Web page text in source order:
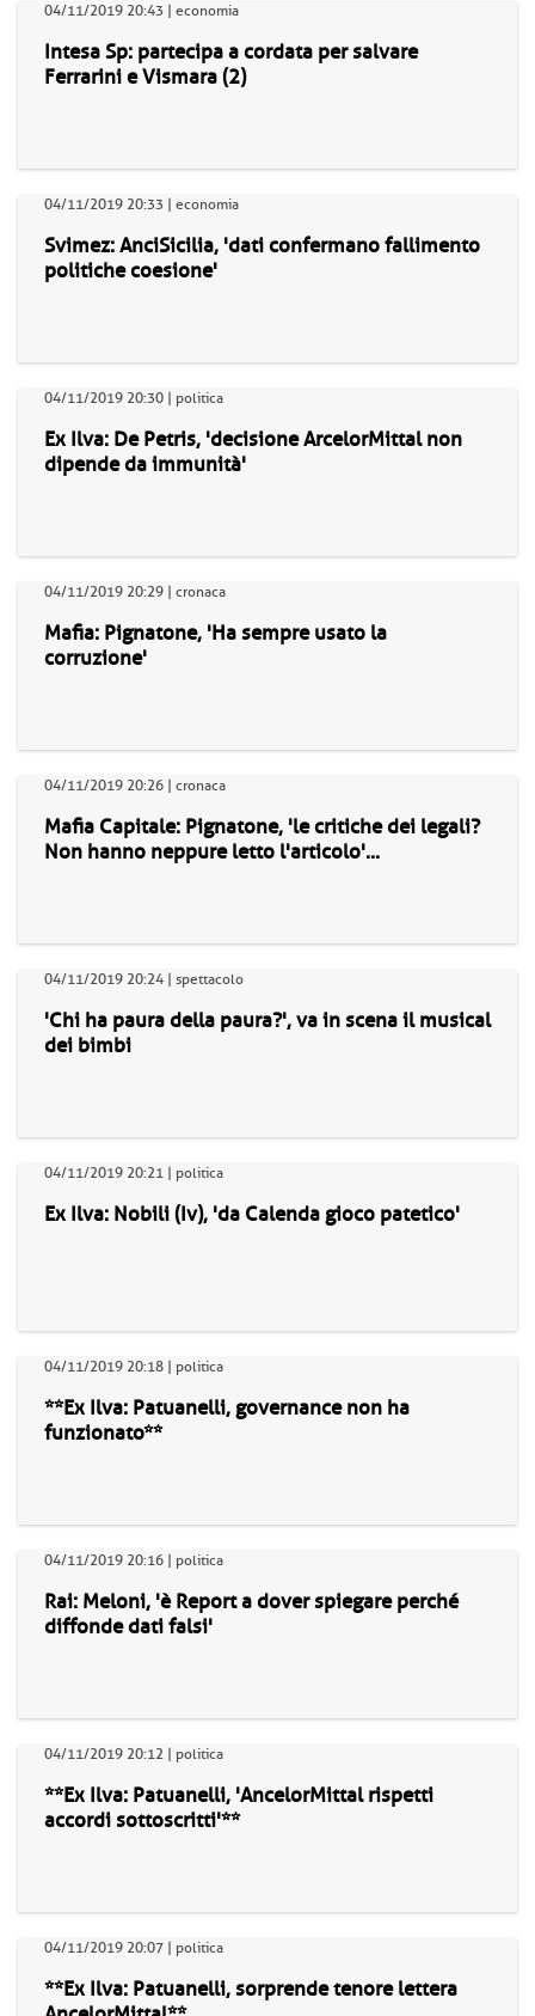
04/11/2019 20:43 | economia
Intesa Sp: partecipa a cordata per salvare
Ferrarini e Vismara (2)
04/11/2019 20:33 | economia
Svimez: AnciSicilia, 'dati confermano fallimento
politiche coesione'
04/11/2019 20:30 | politica
Ex Ilva: De Petris, 'decisione ArcelorMittal non
dipende da immunità'
04/11/2019 20:29 | cronaca
Mafia: Pignatone, 'Ha sempre usato la
corruzione'
04/11/2019 20:26 | cronaca
Mafia Capitale: Pignatone, 'le critiche dei legali?
Non hanno neppure letto l'articolo'...
04/11/2019 20:24 | spettacolo
'Chi ha paura della paura?', va in scena il musical
dei bimbi
04/11/2019 20:21 | politica
Ex Ilva: Nobili (Iv), 'da Calenda gioco patetico'
04/11/2019 20:18 | politica
**Ex Ilva: Patuanelli, governance non ha
funzionato**
04/11/2019 20:16 | politica
Rai: Meloni, 'è Report a dover spiegare perché
diffonde dati falsi'
04/11/2019 20:12 | politica
**Ex Ilva: Patuanelli, 'AncelorMittal rispetti
accordi sottoscritti'**
04/11/2019 20:07 | politica
**Ex Ilva: Patuanelli, sorprende tenore lettera